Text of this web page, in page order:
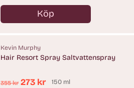
Köp
Antal
Kevin Murphy
Hair Resort Spray Saltvattenspray
Ordinarie
355 kr 273 kr 150 ml